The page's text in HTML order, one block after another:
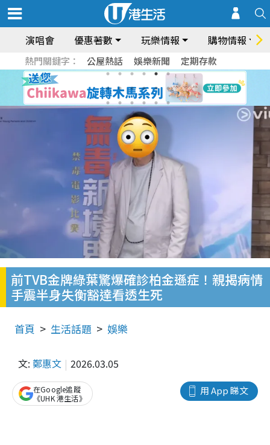
演唱會 優惠著數 玩樂情報 購物情報
熱門關鍵字： 公屋熱話 娛樂新聞 定期存款
前TVB金牌綠葉驚爆確診柏金遜症！親揭病情
手震半身失衡豁達看透生死
首頁 生活話題 娛樂
文: 鄭惠文 2026.03.05
用 App 睇文
在Google追蹤
《UHK 港生活》